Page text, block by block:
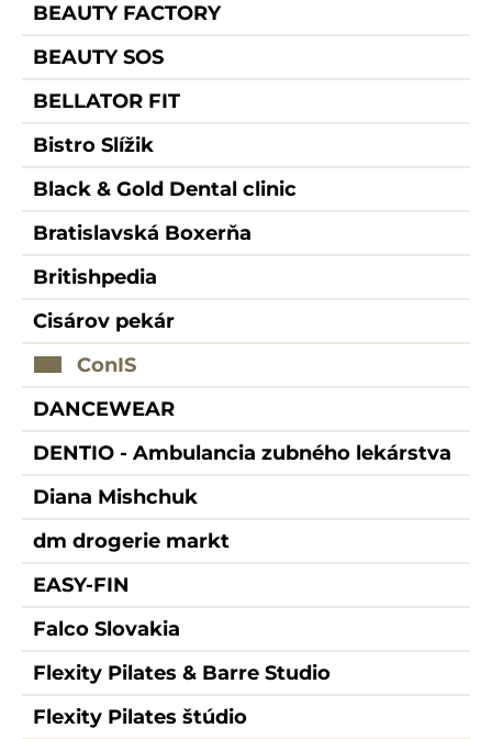
BEAUTY FACTORY
BEAUTY SOS
BELLATOR FIT
Bistro Slížik
Black & Gold Dental clinic
Bratislavská Boxerňa
Britishpedia
Cisárov pekár
ConIS
DANCEWEAR
DENTIO - Ambulancia zubného lekárstva
Diana Mishchuk
dm drogerie markt
EASY-FIN
Falco Slovakia
Flexity Pilates & Barre Studio
Flexity Pilates štúdio